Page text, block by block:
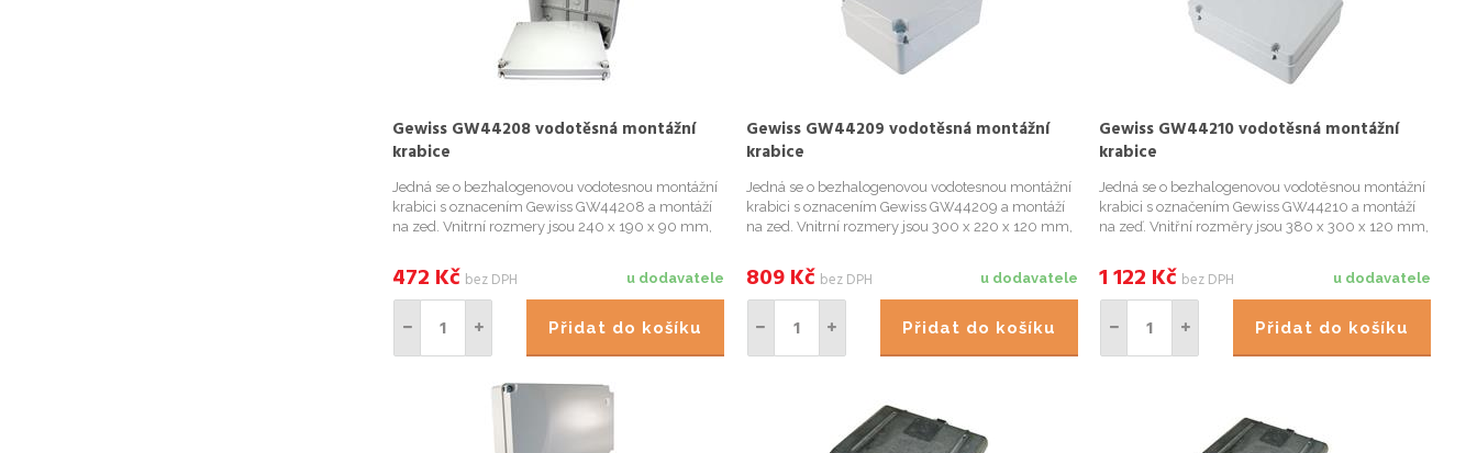
Gewiss GW44208 vodotěsná montážní
krabice
Jedná se o bezhalogenovou vodotesnou montážní
krabici s oznacením Gewiss GW44208 a montáží
na zed. Vnitrní rozmery jsou 240 x 190 x 90 mm,
90 mm. *Se souvisejícím príslušenstvím je možné
montážní krab..
u dodavatele
472 Kč bez DPH
Přidat do košíku
Gewiss GW44209 vodotěsná montážní
krabice
Jedná se o bezhalogenovou vodotesnou montážní
krabici s oznacením Gewiss GW44209 a montáží
na zed. Vnitrní rozmery jsou 300 x 220 x 120 mm,
120 mm. *Se souvisejícím príslušenstvím je možné
montážní kr..
u dodavatele
809Kč bez DPH
Přidat do košíku
Gewiss GW44210 vodotěsná montážní
krabice
Jedná se o bezhalogenovou vodotěsnou montážní
krabici s označením Gewiss GW44210 a montáží
na zeď. Vnitřní rozměry jsou 380 x 300 x 120 mm,
u dodavatele
1 122 Kč bez DPH
Přidat do košíku